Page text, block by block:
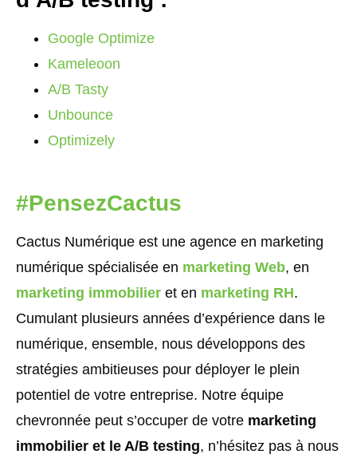
Google Optimize
Kameleoon
A/B Tasty
Unbounce
Optimizely
#PensezCactus
Cactus Numérique est une agence en marketing
numérique spécialisée en marketing Web, en
marketing immobilier et en marketing RH.
Cumulant plusieurs années d’expérience dans le
numérique, ensemble, nous développons des
stratégies ambitieuses pour déployer le plein
potentiel de votre entreprise. Notre équipe
chevronnée peut s’occuper de votre marketing
immobilier et le A/B testing, n’hésitez pas à nous